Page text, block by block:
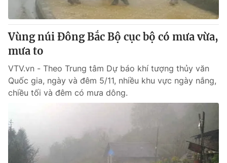
Vùng núi Đông Bắc Bộ cục bộ có mưa vừa,
mưa to
VTV.vn - Theo Trung tâm Dự báo khí tượng thủy văn
Quốc gia, ngày và đêm 5/11, nhiều khu vực ngày nắng,
chiều tối và đêm có mưa dông.